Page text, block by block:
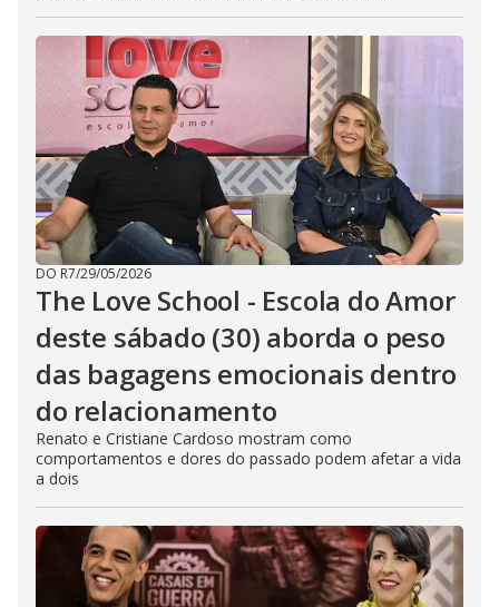
DO R7/29/05/2026
The Love School - Escola do Amor
deste sábado (30) aborda o peso
das bagagens emocionais dentro
do relacionamento
Renato e Cristiane Cardoso mostram como
comportamentos e dores do passado podem afetar a vida
a dois